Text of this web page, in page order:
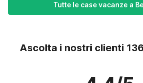
Tutte le case vacanze a
Ascolta i nostri clienti